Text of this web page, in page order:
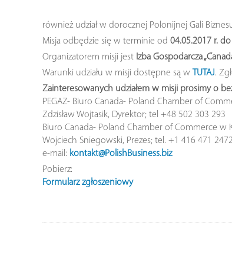
również udział w dorocznej Polonijnej Gali Biznesu
Misja odbędzie się w terminie od 04.05.2017 r.
Organizatorem misji jest Izba Gospodarcza
Warunki udziału w misji dostępne są w
TUTAJ.
Zainteresowanych udziałem w misji prosimy o
PEGAZ- Biuro Canada- Poland Chamber of
Zdzisław Wojtasik, Dyrektor; tel +48 502 303 293
Biuro Canada- Poland Chamber of Commerce w
Wojciech Sniegowski, Prezes; tel. +1 416 471 2472
e-mail: kontakt@PolishBusiness.biz
Pobierz:
Formularz zgłoszeniowy